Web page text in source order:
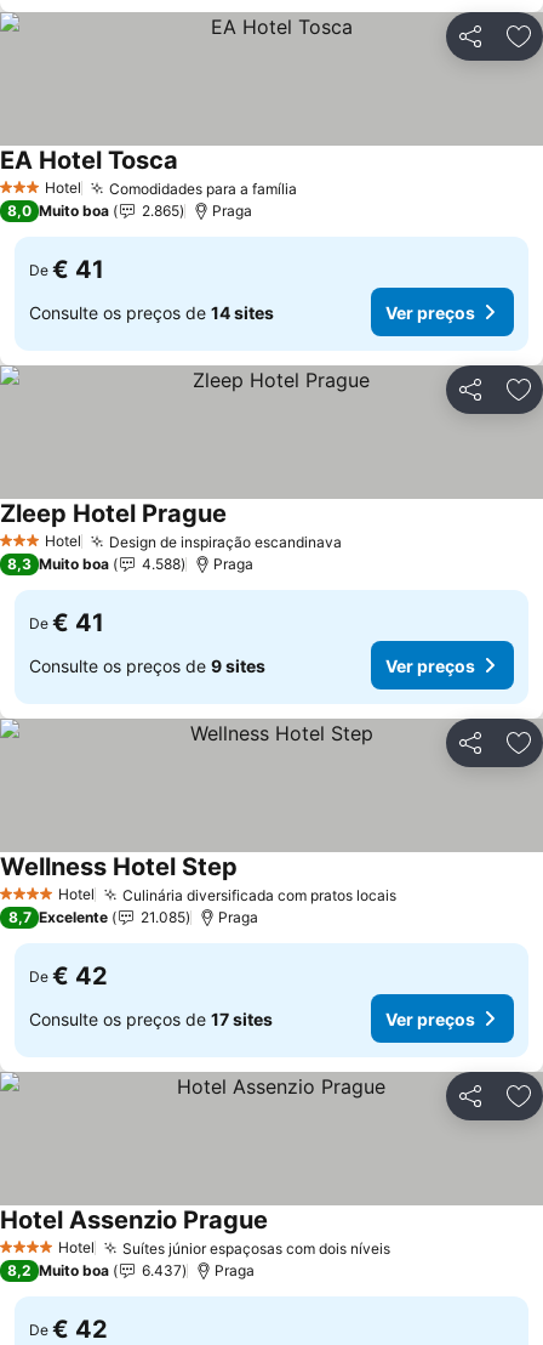
Partilhar
3 EstrelasHotel Comodidades para a família
EA Hotel Tosca
8,0 Muito boa 2.865 Praga
De € 41
Consulte os preços de 14 sites Ver preços
Partilhar
3 EstrelasHotel Design de inspiração escandinava
Zleep Hotel Prague
8,3 Muito boa 4.588 Praga
De € 41
Consulte os preços de 9 sites Ver preços
Partilhar
4 EstrelasHotel Culinária diversificada com pratos locais
Wellness Hotel Step
8,7 Excelente 21.085 Praga
De € 42
Consulte os preços de 17 sites Ver preços
Partilhar
4 EstrelasHotel Suítes júnior espaçosas com dois níveis
Hotel Assenzio Prague
8,2 Muito boa 6.437 Praga
De € 42